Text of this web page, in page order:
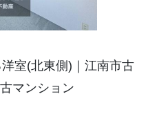
室(北東側)｜江南市古
マンション